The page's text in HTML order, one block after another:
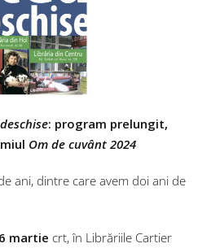
: program prelungit,
Om de cuvânt 2024
ani, dintre care avem doi ani de
6 martie crt, în Librăriile Cartier